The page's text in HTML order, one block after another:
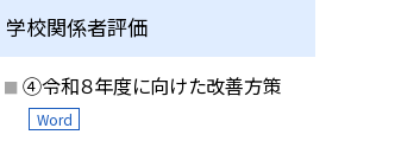
学校関係者評価
④令和８年度に向けた改善方策
Word